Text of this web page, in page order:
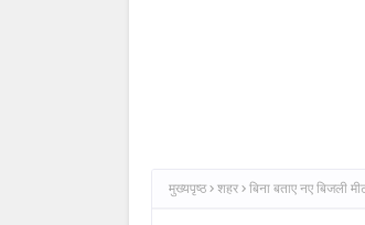
मुख्यपृष्ठ शहर बिना बताए नए बिजली